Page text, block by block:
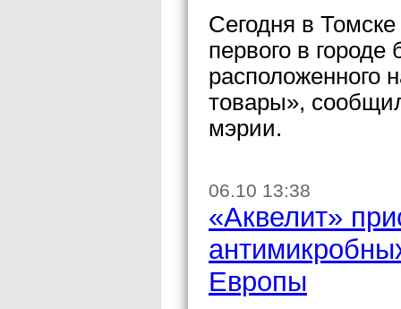
Сегодня в
первого в городе
расположенного
товары»,
мэрии.
06.10 13:38
«Аквелит»
Европы